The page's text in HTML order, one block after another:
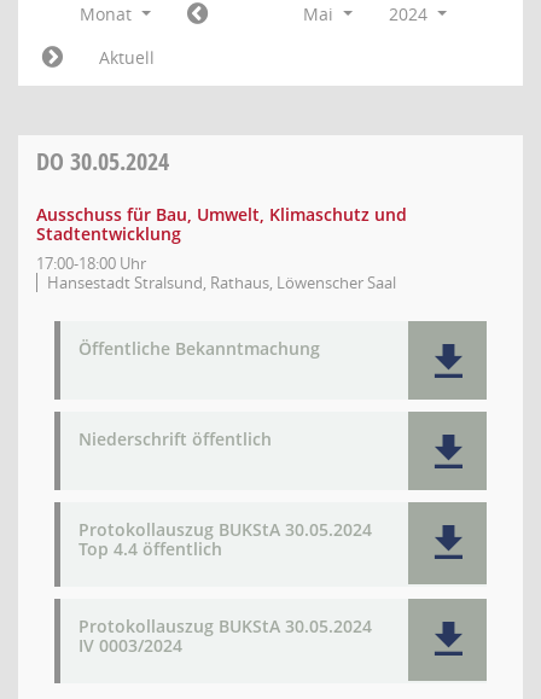
Monat Mai
2024
Aktuell
DO 30.05.2024
Ausschuss für Bau, Umwelt, Klimaschutz und
Stadtentwicklung
17:00-18:00 Uhr
Hansestadt Stralsund, Rathaus, Löwenscher Saal
Öffentliche Bekanntmachung
Niederschrift öffentlich
Protokollauszug BUKStA 30.05.2024
Top 4.4 öffentlich
Protokollauszug BUKStA 30.05.2024
IV 0003/2024